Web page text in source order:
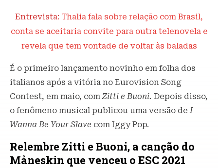
Entrevista: Thalia fala sobre relação com Brasil,
conta se aceitaria convite para outra telenovela e
revela que tem vontade de voltar às baladas
É o primeiro lançamento novinho em folha dos
italianos após a vitória no Eurovision Song
Contest, em maio, comZitti e Buoni. Depois disso,
o fenômeno musical publicou uma versão deI
Wanna Be Your Slave com Iggy Pop.
Relembre Zitti e Buoni, a canção do
Måneskin que venceu o ESC 2021